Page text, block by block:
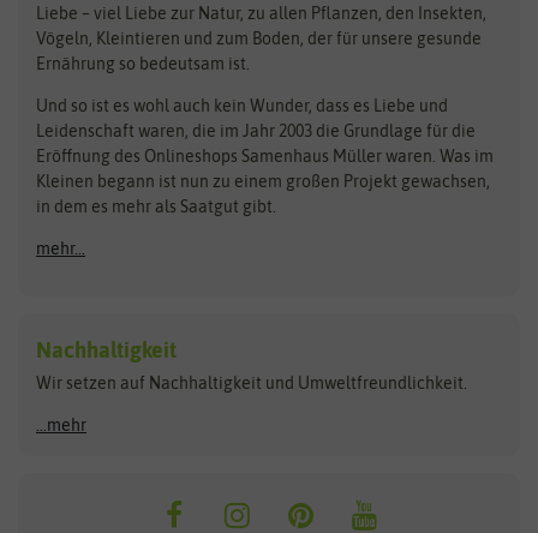
Pilzbrut
Rasensamen
Steckzwiebeln
Zimmer & Kübelpflanzen
Kataloge
Schnäppchen
Anzucht & Gartenzubehör
Anzuchtschalen
Heizmatte & Heizkabel
Kokos-Quelltabletten
Zimmergewächshaus
Bionana
BIOWOL
Blumicorn
Bûten Birds
Carl Pabst
Feldsaaten Freudenberger
Fertil
Flora Elite
Florissa
Flortis
Franchi Sementi
Hortitops
JUB Holland
Liebe – viel Liebe zur Natur, zu allen Pflanzen, den Insekten,
Vögeln, Kleintieren und zum Boden, der für unsere gesunde
Ernährung so bedeutsam ist.
Und so ist es wohl auch kein Wunder, dass es Liebe und
Leidenschaft waren, die im Jahr 2003 die Grundlage für die
Eröffnung des Onlineshops Samenhaus Müller waren. Was im
Kleinen begann ist nun zu einem großen Projekt gewachsen,
in dem es mehr als Saatgut gibt.
mehr...
Nachhaltigkeit
Wir setzen auf Nachhaltigkeit und Umweltfreundlichkeit.
...mehr